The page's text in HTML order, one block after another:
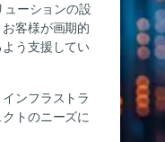
ューションの設
客様が画期的
う支援してい
ンフラストラ
トのニーズに